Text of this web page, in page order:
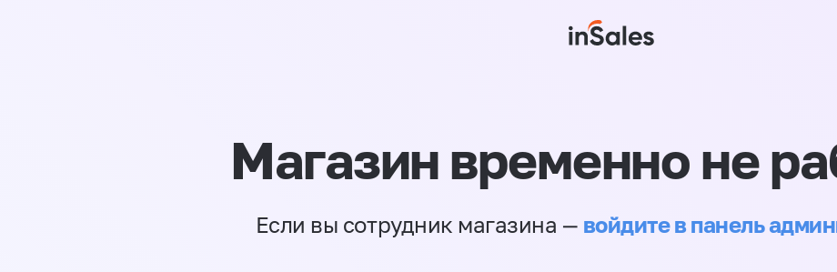
Магазин временно не
Если вы сотрудник магазина — войдите в панель